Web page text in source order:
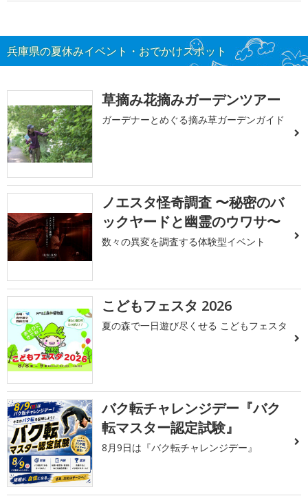
兵庫県の夏休みイベント・おでかけスポット
草摘み花摘みガーデンツアー
ガーデナーとめぐる摘み草ガーデンガイド
ノエスタ怪奇調査 〜秘密のバ
ックヤードと幽霊のウワサ〜
数々の異変を調査する体験型イベント
こどもフェスタ 2026
夏の森で一日遊び尽くせる こどもフェスタ
バク転チャレンジデー『バク
転マスター認定試験』
8月9日は『バク転チャレンジデー』